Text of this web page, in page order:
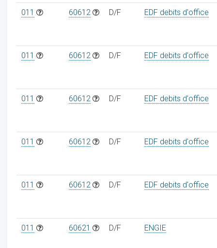
011 60612 D/F EDF debits d'office
011 60612 D/F EDF debits d'office
011 60612 D/F EDF debits d'office
011 60612 D/F EDF debits d'office
011 60612 D/F EDF debits d'office
011 60621 D/F ENGIE